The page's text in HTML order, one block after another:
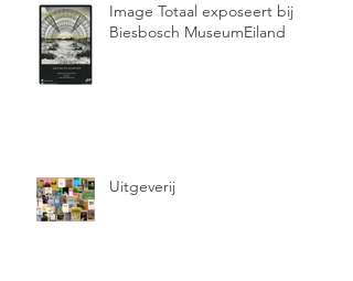
Image Totaal exposeert bij
Biesbosch MuseumEiland
Uitgeverij